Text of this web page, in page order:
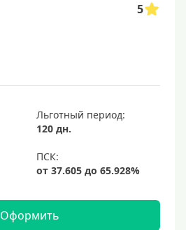
5
Льготный период:
120 дн.
Оформить